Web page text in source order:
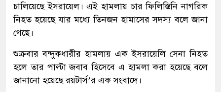
চালিয়েছে ইসরায়েল। এই হামলায় চার ফিলিস্তিনি নাগরিক
নিহত হয়েছে যার মধ্যে তিনজন হামাসের সদস্য বলে জানা
গেছে।
শুক্রবার বন্দুকধারীর হামলায় এক ইসরায়েলি সেনা নিহত
হলে তার পাল্টা জবাব হিসেবে এ হামলা করা হয়েছে বলে
জানানো হয়েছে রয়টার্স’র এক সংবাদে।